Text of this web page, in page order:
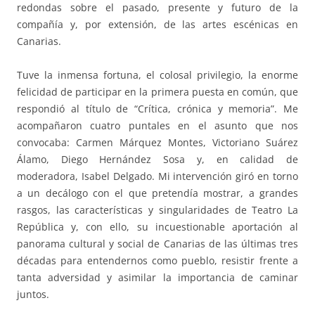
redondas sobre el pasado, presente y futuro de la
compañía y, por extensión, de las artes escénicas en
Canarias.
Tuve la inmensa fortuna, el colosal privilegio, la enorme
felicidad de participar en la primera puesta en común, que
respondió al título de “Crítica, crónica y memoria”. Me
acompañaron cuatro puntales en el asunto que nos
convocaba: Carmen Márquez Montes, Victoriano Suárez
Álamo, Diego Hernández Sosa y, en calidad de
moderadora, Isabel Delgado. Mi intervención giró en torno
a un decálogo con el que pretendía mostrar, a grandes
rasgos, las características y singularidades de Teatro La
República y, con ello, su incuestionable aportación al
panorama cultural y social de Canarias de las últimas tres
décadas para entendernos como pueblo, resistir frente a
tanta adversidad y asimilar la importancia de caminar
juntos.